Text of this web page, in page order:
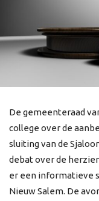
De gemeenteraad
college over de
sluiting van de
debat over de
er een informatieve
Nieuw Salem. De